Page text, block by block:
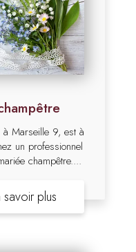
à Marseille 9, est à
un professionnel
champêtre....
savoir plus